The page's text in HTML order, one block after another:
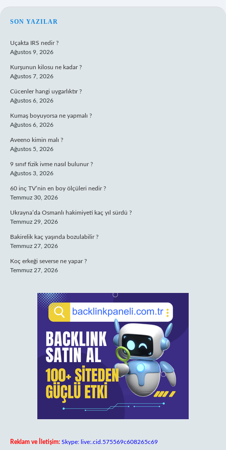
SIDEBAR
SON YAZILAR
Uçakta IRS nedir ?
Ağustos 9, 2026
Kurşunun kilosu ne kadar ?
Ağustos 7, 2026
Cücenler hangi uygarlıktır ?
Ağustos 6, 2026
Kumaş boyuyorsa ne yapmalı ?
Ağustos 6, 2026
Aveeno kimin malı ?
Ağustos 5, 2026
9 sınıf fizik ivme nasıl bulunur ?
Ağustos 3, 2026
60 inç TV’nin en boy ölçüleri nedir ?
Temmuz 30, 2026
Ukrayna’da Osmanlı hakimiyeti kaç yıl sürdü ?
Temmuz 29, 2026
Bakirelik kaç yaşında bozulabilir ?
Temmuz 27, 2026
Koç erkeği severse ne yapar ?
Temmuz 27, 2026
Reklam ve İletişim: Skype: live:.cid.575569c608265c69